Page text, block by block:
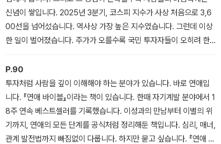
신념이 쌓입니다. 2025년 3분기, 코스피 지수가 사상 처음으로 3,6
00선을 넘어섰습니다. 역사상 가장 높은 지수였습니다. 그런데 이상
한 일이 벌어졌습니다. 주가가 오를수록 국민 투자자들이 오히려 한
국 주식을 팔아치우기 시작한 것입니다. 지수가 오르는데 사람들이
떠나는 시장, 그 모습은 한국 자본시장의 현실을 상징적으로 보여줍
니다.
P.90
투자처럼 사람을 깊이 이해해야 하는 분야가 있습니다. 바로 연애입
니다. 『연애 바이블』이라는 책이 있습니다. 한때 자기계발 분야에서 1
8주 연속 베스트셀러를 기록했습니다. 이성과의 만남부터 이별의 위
기까지, 연애의 모든 단계를 공식처럼 정리해둔 책입니다. 심리, 매너,
관계 발전법까지 빠짐없이 다룹니다. 하지만 묻고 싶습니다. 『연애 바